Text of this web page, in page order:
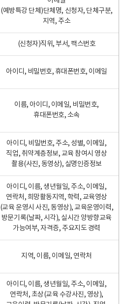
(예방특강 단체)단체명, 신청자, 단체구분,
지역, 주소
(신청자)직위, 부서, 팩스번호
아이디, 비밀번호, 휴대폰번호, 이메일
이름, 아이디, 이메일, 비밀번호,
휴대폰번호, 소속
아이디, 비밀번호, 주소, 성별, 이메일,
직업, 취약계층정보, 교육 참여시 영상
촬용(사진, 동영상), 실명인증정보
아이디, 이름, 생년월일, 주소, 이메일,
연락처, 희망활동지역, 학력, 교육영상
(교육 운영시 사진, 동영상), 교육운영이력,
방문기록(날짜, 시각), 실시간 양방향교육
가능여부, 자격증, 주요지도 경력
지역, 이름, 이메일, 연락처
아이디, 이름, 생년월일, 주소, 이메일,
연락처, 초상(교육 수강사진, 영상),